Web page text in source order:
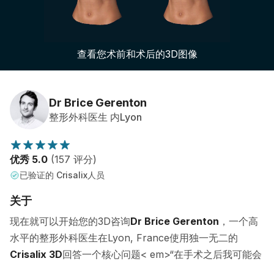
客户评价
查看您术前和术后的3D图像
Dr Brice Gerenton
整形外科医生 内Lyon
优秀 5.0 (157 评分)
已验证的 Crisalix人员
关于
现在就可以开始您的3D咨询Dr Brice Gerenton ，一个高
水平的整形外科医生在Lyon, France使用独一无二的
Crisalix 3D回答一个核心问题< em>“在手术之后我可能会